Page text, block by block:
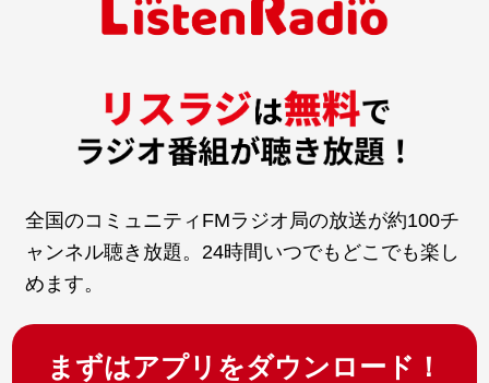
全国のコミュニティFMラジオ局の放送が約100チ
ャンネル聴き放題。24時間いつでもどこでも楽し
めます。
まずはアプリをダウンロード！